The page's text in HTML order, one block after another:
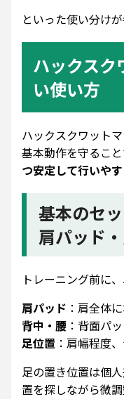
といった使い分けが
ハックスク
い使い方
ハックスクワット
基本動作を守るこ
つ安定して行いや
基本のセ
肩パッド・
トレーニング前に
肩パッド ：肩全体
背中・腰 ：背面パ
足位置 ：肩幅程度
足の置き位置は個
置を探しながら微